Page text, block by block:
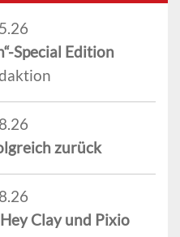
Special Edition
zurück
Clay und Pixio